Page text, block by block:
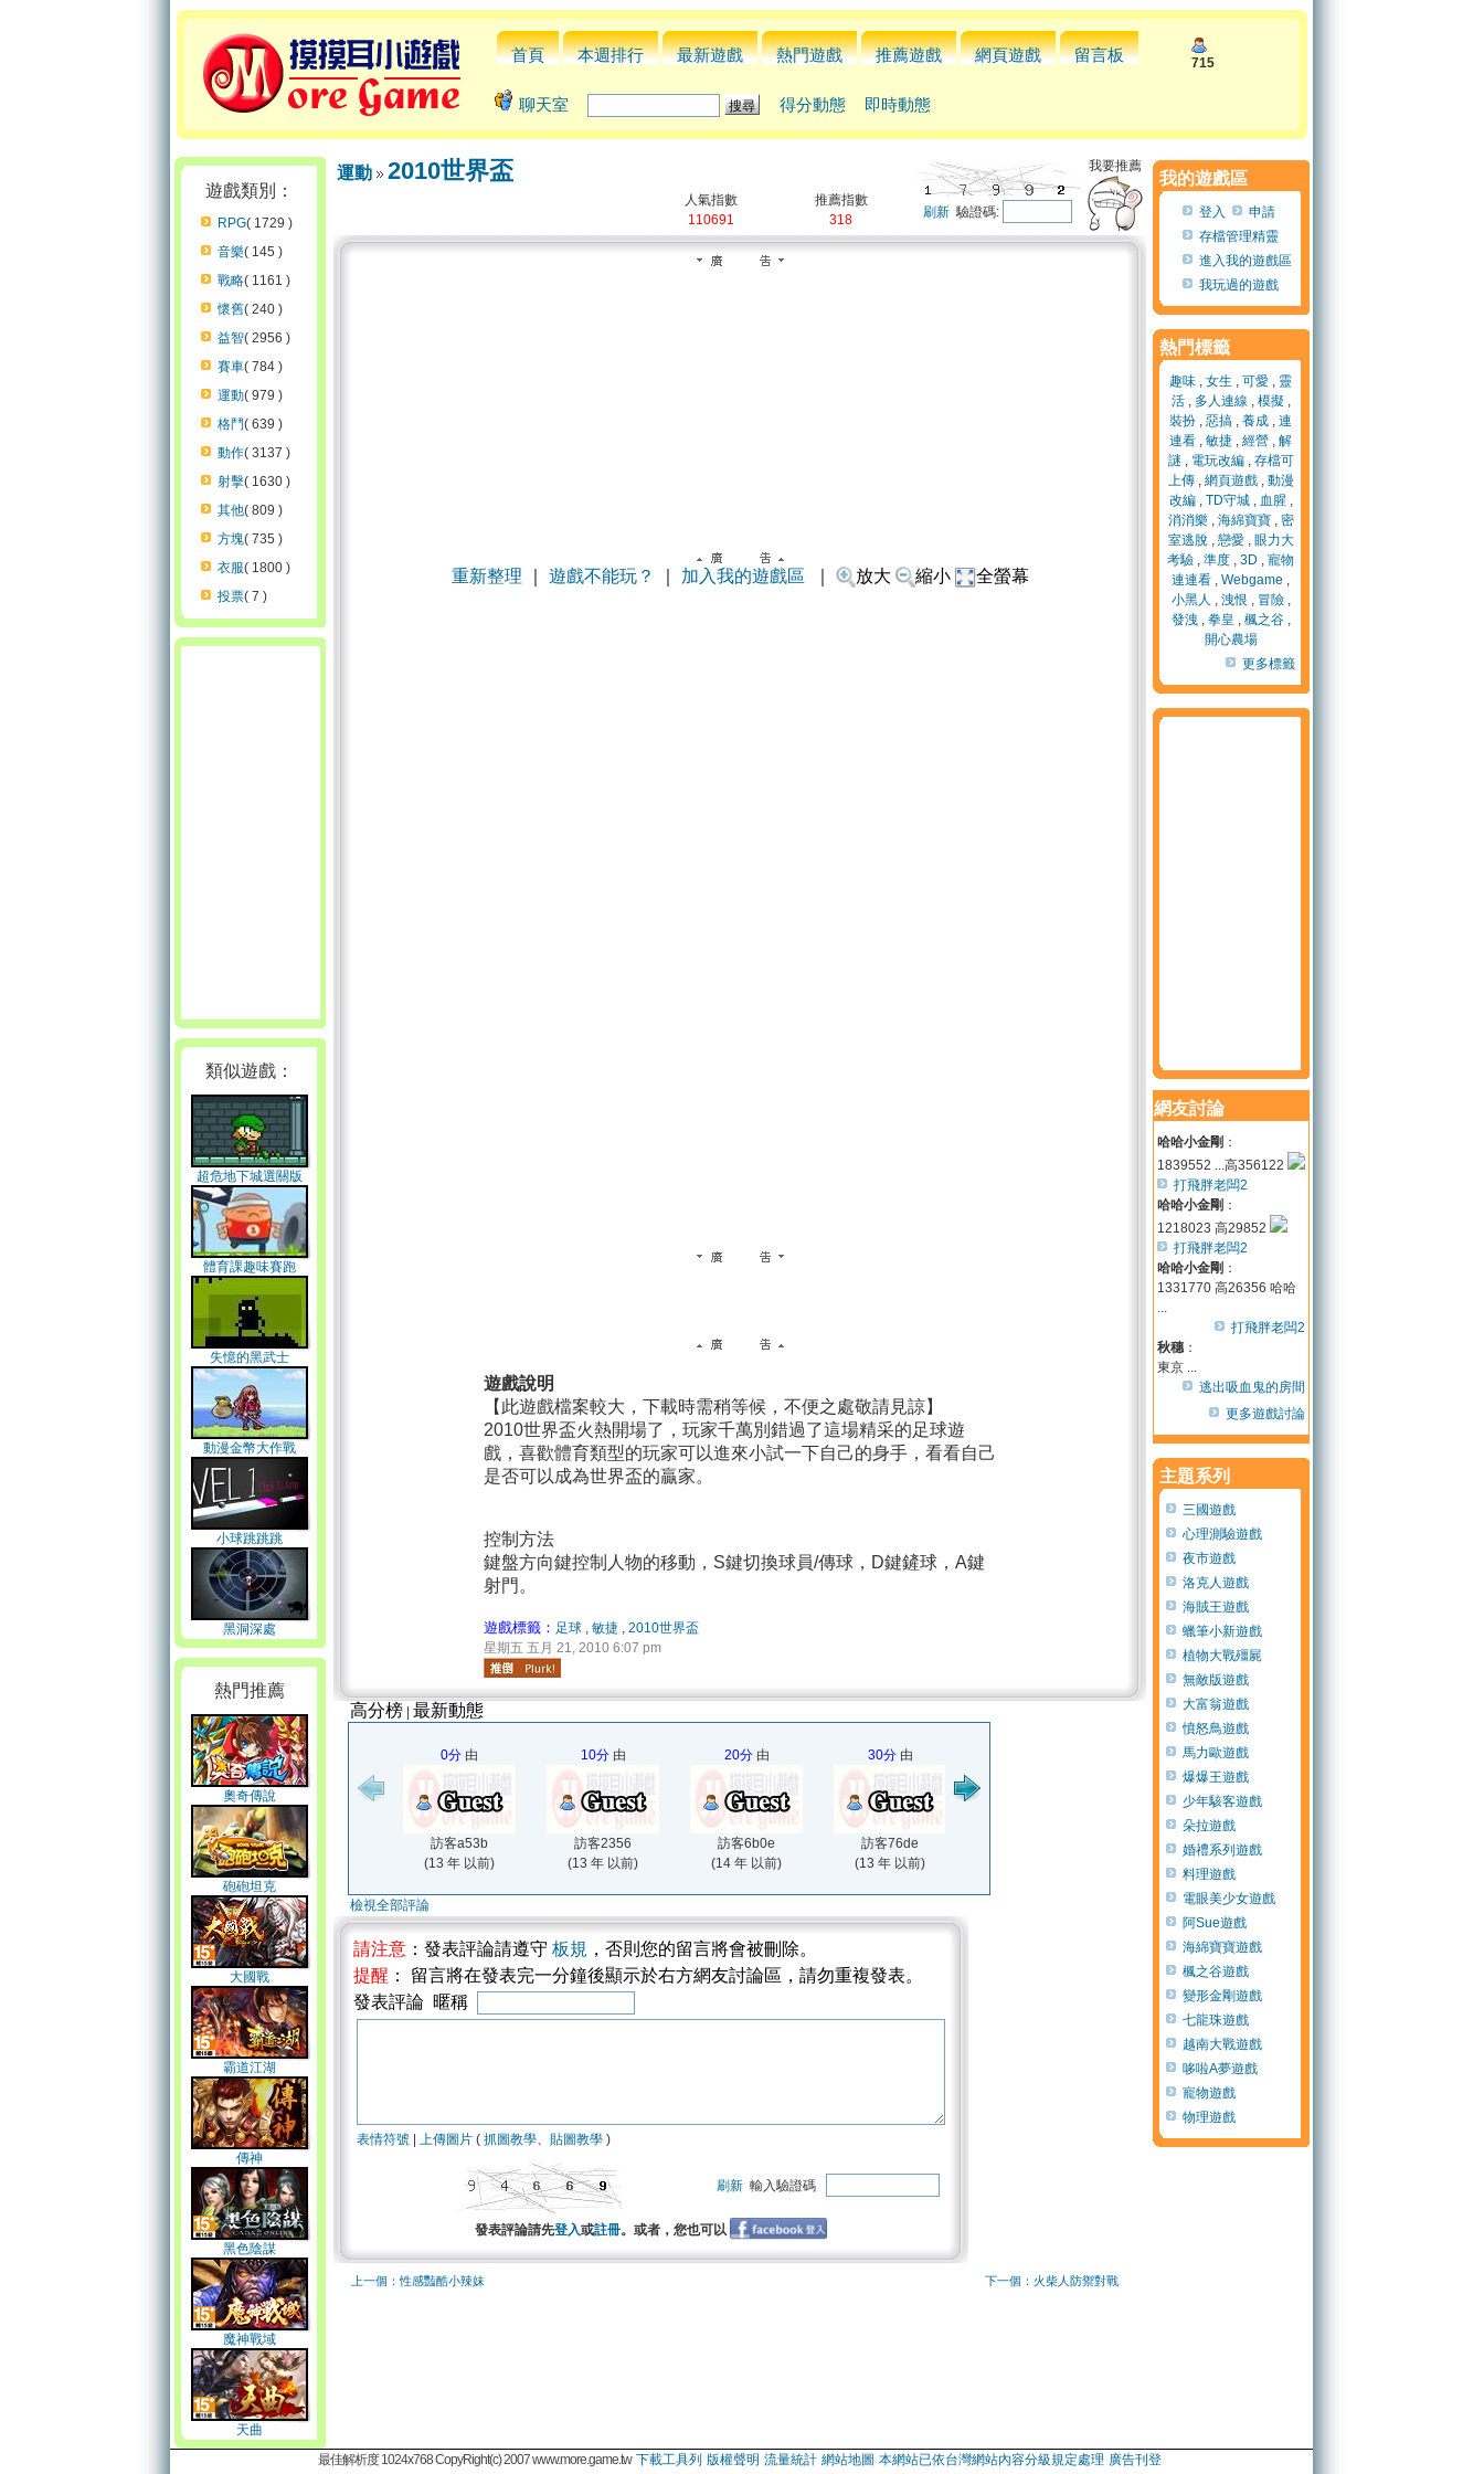
首頁 本週排行 最新遊戲 熱門遊戲 推薦遊戲 網頁遊戲 留言板 715
聊天室 得分動態 即時動態
遊戲類別：
RPG( 1729 )
音樂( 145 )
戰略( 1161 )
懷舊( 240 )
益智( 2956 )
賽車( 784 )
運動( 979 )
格鬥( 639 )
動作( 3137 )
射擊( 1630 )
其他( 809 )
方塊( 735 )
衣服( 1800 )
投票( 7 )
類似遊戲：
超危地下城選關版
體育課趣味賽跑
失憶的黑武士
動漫金幣大作戰
小球跳跳跳
黑洞深處
熱門推薦
奧奇傳說
砲砲坦克
大國戰
霸道江湖
傳神
黑色陰謀
魔神戰域
天曲
運動 2010世界盃
人氣指數
110691
推薦指數
318
刷新驗證碼:
我要推薦
重新整理 遊戲不能玩？ 加入我的遊戲區 放大 縮小 全螢幕
遊戲說明
【此遊戲檔案較大，下載時需稍等候，不便之處敬請見諒】
2010世界盃火熱開場了，玩家千萬別錯過了這場精采的足球遊
戲，喜歡體育類型的玩家可以進來小試一下自己的身手，看看自己
是否可以成為世界盃的贏家。
控制方法
鍵盤方向鍵控制人物的移動，S鍵切換球員/傳球，D鍵鏟球，A鍵
射門。
遊戲標籤： 足球 , 敏捷 , 2010世界盃
星期五 五月 21, 2010 6:07 pm
高分榜 最新動態
0分 由
訪客a53b
(13 年 以前)
10分由
訪客2356
(13 年 以前)
20分由
訪客6b0e
(14 年 以前)
30分由
訪客76de
(13 年 以前)
50分由
訪客f9f6
檢視全部評論
請注意 ：發表評論請遵守 板規 ，否則您的留言將會被刪除。
提醒 ： 留言將在發表完一分鐘後顯示於右方網友討論區，請勿重複發表。
發表評論 暱稱
表情符號 上傳圖片 ( 抓圖教學、 貼圖教學 )
刷新 輸入驗證碼
發表評論請先登入或註冊。或者，您也可以
上一個：性感豔酷小辣妹 下一個：火柴人防禦對戰
我的遊戲區
登入
申請
存檔管理精靈
進入我的遊戲區
我玩過的遊戲
熱門標籤
趣味 , 女生 , 可愛 , 靈
活, 多人連線 , 模擬 ,
裝扮 , 惡搞 , 養成 , 連
連看 , 敏捷 , 經營 , 解
謎 , 電玩改編, 存檔可
上傳, 網頁遊戲, 動漫
改編, TD守城, 血腥 ,
消消樂, 海綿寶寶, 密
室逃脫, 戀愛, 眼力大
考驗 , 準度 , 3D , 寵物
連連看 , Webgame ,
小黑人 , 洩恨 , 冒險,
發洩, 拳皇 , 楓之谷,
開心農場
更多標籤
網友討論
哈哈小金剛 ：
1839552 ...高356122
打飛胖老闆2
哈哈小金剛 ：
1218023 高29852
打飛胖老闆2
哈哈小金剛 ：
1331770 高26356 哈哈
...
打飛胖老闆2
秋穗：
東京 ...
逃出吸血鬼的房間
更多遊戲討論
主題系列
三國遊戲
心理測驗遊戲
夜市遊戲
洛克人遊戲
海賊王遊戲
蠟筆小新遊戲
植物大戰殭屍
無敵版遊戲
大富翁遊戲
憤怒鳥遊戲
馬力歐遊戲
爆爆王遊戲
少年駭客遊戲
朵拉遊戲
婚禮系列遊戲
料理遊戲
電眼美少女遊戲
阿Sue遊戲
海綿寶寶遊戲
楓之谷遊戲
變形金剛遊戲
七龍珠遊戲
越南大戰遊戲
哆啦A夢遊戲
寵物遊戲
物理遊戲
最佳解析度 1024x768 CopyRight(c) 2007 www.more.game.tw 下載工具列 版權聲明 流量統計 網站地圖 本網站已依台灣網站內容分級規定處理 廣告刊登